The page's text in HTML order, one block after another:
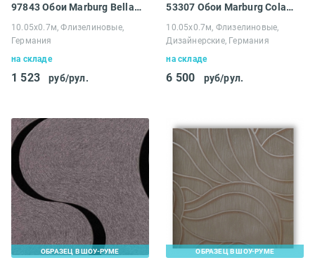
97843 Обои Marburg Bella Laura
10.05х0.7м, Флизелиновые,
Германия
на складе
1 523 руб/рул.
53307 Обои Marburg Colani Visions
10.05х0.7м, Флизелиновые,
Дизайнерские, Германия
на складе
6 500 руб/рул.
ОБРАЗЕЦ В ШОУ-РУМЕ ОБРАЗЕЦ В ШОУ-РУМЕ